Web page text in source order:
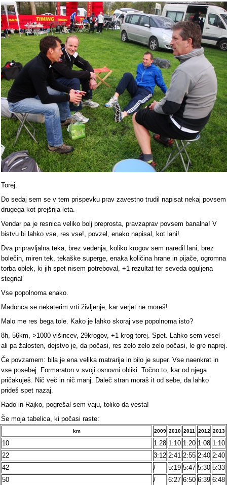
Torej.
Do sedaj sem se v tem prispevku prav zavestno trudil napisat nekaj povsem
drugega kot prejšnja leta.
Vendar pa je resnica veliko bolj preprosta, pravzaprav povsem banalna! V
bistvu bi lahko vse, res vse!, povzel, enako napisal, kot lani!
Dva pripravljalna teka, brez vedenja, koliko krogov sem naredil lani, brez
bolečin, miren tek, tekaške superge, enaka količina hrane in pijače, ogromna
torba oblek, ki jih spet nisem potreboval, +1 rezultat ter seveda oguljena
stegna!
Vse popolnoma enako.
Madonca se nekaterim vrti življenje, kar verjet ne moreš!
Malo me res bega tole. Kako je lahko skoraj vse popolnoma isto?
8h, 56km, >1000 višincev, 29krogov, +1 krog torej. Spet. Lahko sem vesel
ali pa žalosten, dejstvo je, da počasi, res zelo zelo zelo počasi, le gre naprej.
Če povzamem: bila je ena velika matrarija in bilo je super. Vse naenkrat in
vse posebej. Formaraton v svoji osnovni obliki. Točno to, kar od njega
pričakuješ. Nič več in nič manj. Daleč stran moraš it od sebe, da lahko
prideš spet nazaj.
Rado in Rajko, pogrešal sem vaju, toliko da vesta!
Še moja tabelica, ki počasi raste:
km 2009 2010 2011 2012 2013
10 1:28 1:10 1:20 1:08 1:10
22
3:12 2:41 2:55 2:40 2:40
42
/ 5:19 5:47 5:30 5:33
50
/ 6:27 6:50 6:39 6:48